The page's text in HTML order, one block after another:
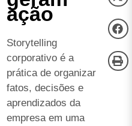
ação
Storytelling
corporativo é a
prática de organizar
fatos, decisões e
aprendizados da
empresa em uma